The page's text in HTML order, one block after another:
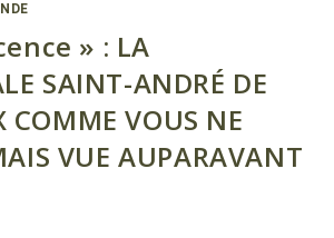
» : LA
SAINT-ANDRÉ DE
COMME VOUS NE
VUE AUPARAVANT